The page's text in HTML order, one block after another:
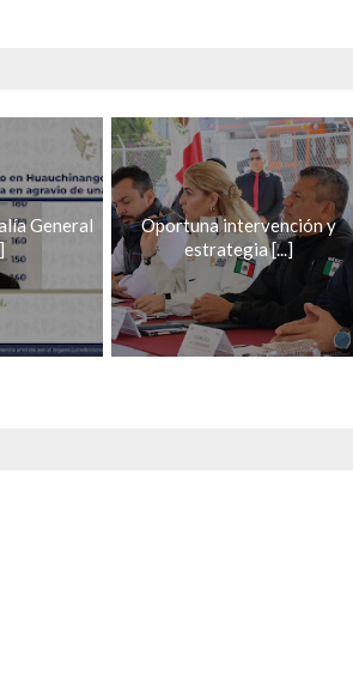
General
Oportuna intervención y
estrategia [...]